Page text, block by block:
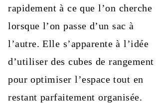
rapidement à ce que l’on cherche
lorsque l’on passe d’un sac à
l’autre. Elle s’apparente à l’idée
d’utiliser des cubes de rangement
pour optimiser l’espace tout en
restant parfaitement organisée.